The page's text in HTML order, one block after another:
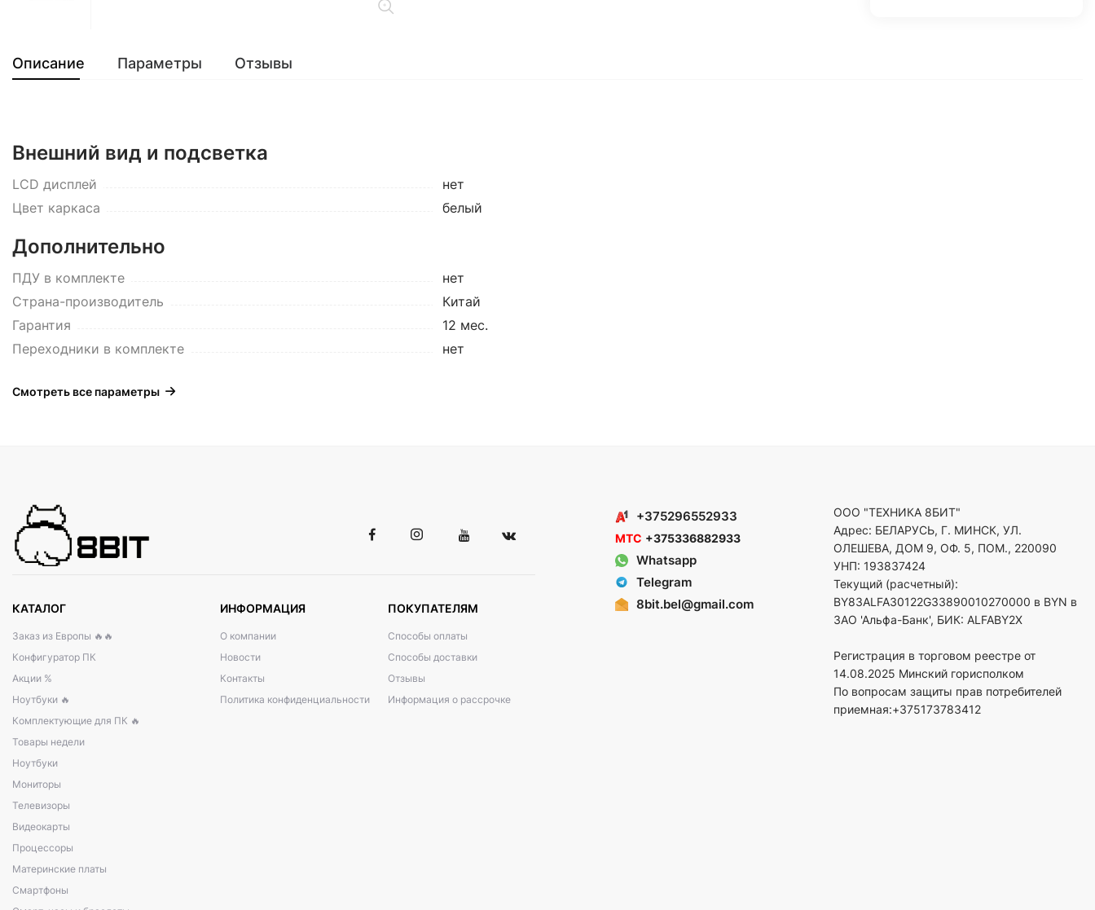
Описание Параметры Отзывы
Внешний вид и подсветка
LCD дисплей
нет
Цвет каркаса
белый
Дополнительно
ПДУ в комплекте
нет
Страна-производитель
Китай
Гарантия
12 мес.
Переходники в комплекте
нет
Смотреть все параметры
КАТАЛОГ
Заказ из Европы 🔥🔥
Конфигуратор ПК
Акции %
Ноутбуки 🔥
Комплектующие для ПК 🔥
Товары недели
Ноутбуки
Мониторы
Телевизоры
Видеокарты
Процессоры
Материнские платы
Смартфоны
ИНФОРМАЦИЯ
О компании
Новости
Контакты
Политика конфиденциальности
ПОКУПАТЕЛЯМ
Способы оплаты
Способы доставки
Отзывы
Информация о рассрочке
+375296552933
МТС +375336882933
Whatsapp
Telegram
8bit.bel@gmail.com
ООО "ТЕХНИКА 8БИТ"
Адрес: БЕЛАРУСЬ, Г. МИНСК, УЛ.
ОЛЕШЕВА, ДОМ 9, ОФ. 5, ПОМ., 220090
УНП: 193837424
Текущий (расчетный):
BY83ALFA30122G33890010270000 в BYN в
ЗАО 'Альфа-Банк', БИК: ALFABY2X
Регистрация в торговом реестре от
14.08.2025 Минский горисполком
По вопросам защиты прав потребителей
приемная:+375173783412